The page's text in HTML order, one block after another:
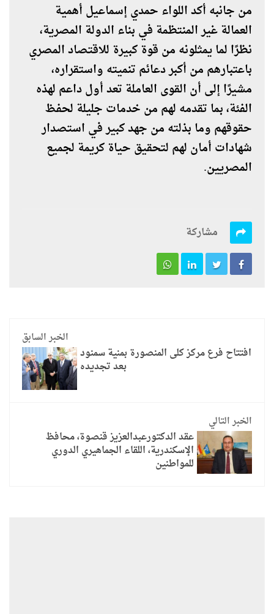
من جانبه أكد اللواء حمدي إسماعيل أهمية
العمالة غير المنتظمة في بناء الدولة المصرية،
نظرًا لما يمثلونه من قوة كبيرة للاقتصاد المصري
باعتبارهم من أكبر دعائم تنميته واستقراره،
مشيرًا إلى أن القوى العاملة تعد أول داعم لهذه
الفئة، بما تقدمه لهم من خدمات جليلة لحفظ
حقوقهم وما بذلته من جهد كبير في استصدار
شهادات أمان لهم لتحقيق حياة كريمة لجميع
المصريين.
مشاركة
الخبر السابق
افتتاح فرع مركز كلى المنصورة بمنية سمنود
بعد تجديده
الخبر التالي
عقد الدكتورعبدالعزيز قنصوة، محافظ
الإسكندرية، اللقاء الجماهيري الدوري
للمواطنين